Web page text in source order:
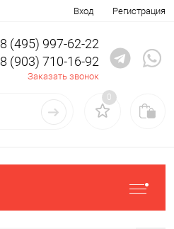
Вход Регистрация
8 (495) 997-62-22
8 (903) 710-16-92
Заказать звонок
0